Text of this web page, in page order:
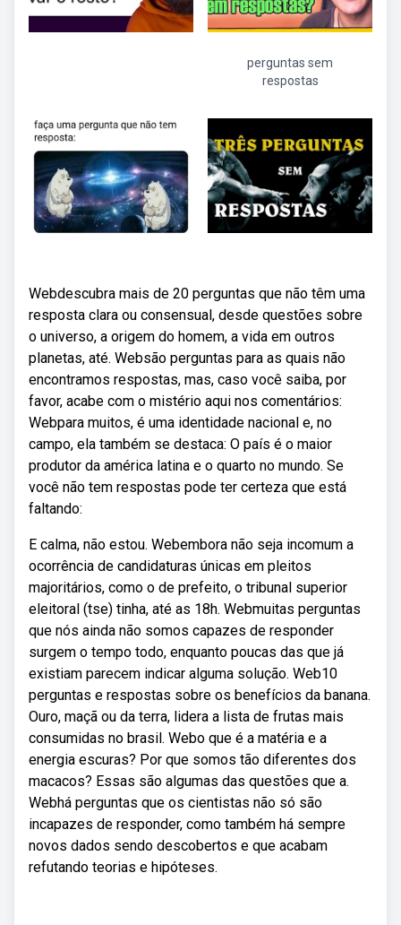
perguntas sem
respostas
Webdescubra mais de 20 perguntas que não têm uma
resposta clara ou consensual, desde questões sobre
o universo, a origem do homem, a vida em outros
planetas, até. Websão perguntas para as quais não
encontramos respostas, mas, caso você saiba, por
favor, acabe com o mistério aqui nos comentários:
Webpara muitos, é uma identidade nacional e, no
campo, ela também se destaca: O país é o maior
produtor da américa latina e o quarto no mundo. Se
você não tem respostas pode ter certeza que está
faltando:
E calma, não estou. Webembora não seja incomum a
ocorrência de candidaturas únicas em pleitos
majoritários, como o de prefeito, o tribunal superior
eleitoral (tse) tinha, até as 18h. Webmuitas perguntas
que nós ainda não somos capazes de responder
surgem o tempo todo, enquanto poucas das que já
existiam parecem indicar alguma solução. Web10
perguntas e respostas sobre os benefícios da banana.
Ouro, maçã ou da terra, lidera a lista de frutas mais
consumidas no brasil. Webo que é a matéria e a
energia escuras? Por que somos tão diferentes dos
macacos? Essas são algumas das questões que a.
Webhá perguntas que os cientistas não só são
incapazes de responder, como também há sempre
novos dados sendo descobertos e que acabam
refutando teorias e hipóteses.